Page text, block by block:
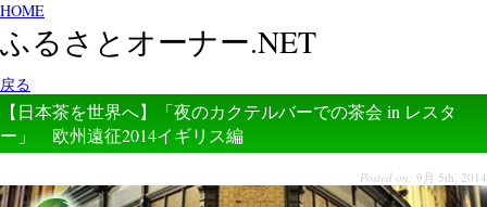
HOME
ふるさとオーナー.NET
戻る
【日本茶を世界へ】「夜のカクテルバーでの茶会 in レスタ
ー」 欧州遠征2014イギリス編
Posted on: 9月 5th, 2014